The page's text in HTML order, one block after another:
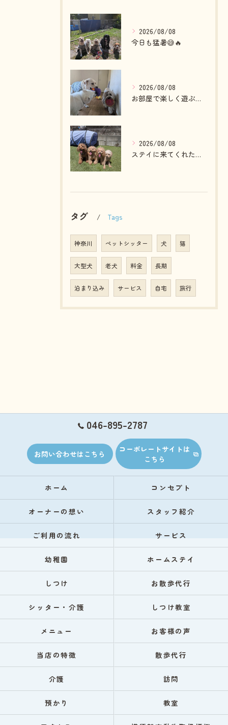
2026/08/08
今日も猛暑😅🔥
2026/08/08
お部屋で楽しく遊ぶわんこさん💓
2026/08/08
ステイに来てくれたプードルファミリー💓
タグ Tags
神奈川 ペットシッター 犬 猫
大型犬 老犬 料金 長期
泊まり込み サービス 自宅 旅行
046-895-2787
お問い合わせはこちら
コーポレートサイトは
こちら
ホーム コンセプト
オーナーの想い スタッフ紹介
ご利用の流れ サービス
幼稚園 ホームステイ
しつけ お散歩代行
シッター・介護 しつけ教室
メニュー お客様の声
当店の特徴 散歩代行
介護 訪問
預かり 教室